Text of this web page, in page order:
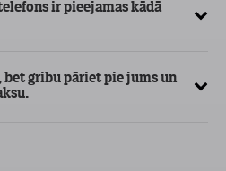
ir pieejamas kādā
bet gribu pāriet pie jums un